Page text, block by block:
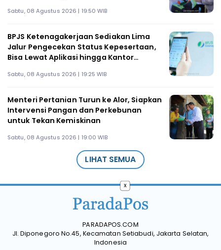
Sabtu, 08 Agustus 2026 | 19:50 WIB
BPJS Ketenagakerjaan Sediakan Lima
Jalur Pengecekan Status Kepesertaan,
Bisa Lewat Aplikasi hingga Kantor
Sabtu, 08 Agustus 2026 | 19:25 WIB
Menteri Pertanian Turun ke Alor, Siapkan
Intervensi Pangan dan Perkebunan
untuk Tekan Kemiskinan
Sabtu, 08 Agustus 2026 | 19:00 WIB
LIHAT SEMUA
PARADAPOS.COM
Jl. Diponegoro No.45, Kecamatan Setiabudi, Jakarta Selatan,
Indonesia
x